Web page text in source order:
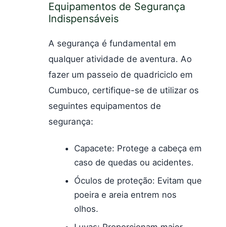
Equipamentos de Segurança
Indispensáveis
A segurança é fundamental em
qualquer atividade de aventura. Ao
fazer um passeio de quadriciclo em
Cumbuco, certifique-se de utilizar os
seguintes equipamentos de
segurança:
Capacete: Protege a cabeça em
caso de quedas ou acidentes.
Óculos de proteção: Evitam que
poeira e areia entrem nos
olhos.